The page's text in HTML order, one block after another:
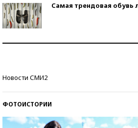
Самая трендовая обувь
Новости СМИ2
ФОТОИСТОРИИ